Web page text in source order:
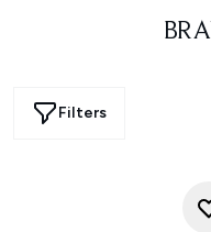
Filters